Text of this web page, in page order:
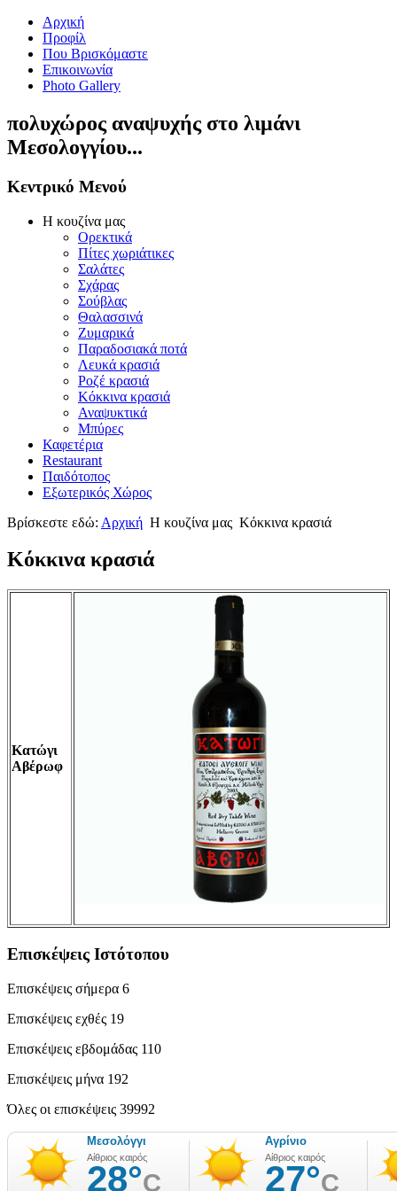
Αρχική
Προφίλ
Που Βρισκόμαστε
Επικοινωνία
Photo Gallery
πολυχώρος αναψυχής στο λιμάνι
Μεσολογγίου...
Κεντρικό Μενού
Η κουζίνα μας
Ορεκτικά
Πίτες χωριάτικες
Σαλάτες
Σχάρας
Σούβλας
Θαλασσινά
Ζυμαρικά
Παραδοσιακά ποτά
Λευκά κρασιά
Ροζέ κρασιά
Κόκκινα κρασιά
Αναψυκτικά
Μπύρες
Καφετέρια
Restaurant
Παιδότοπος
Εξωτερικός Χώρος
Βρίσκεστε εδώ: Αρχική Η κουζίνα μας Κόκκινα κρασιά
Κόκκινα κρασιά
Κατώγι
Αβέρωφ
Επισκέψεις Ιστότοπου
Επισκέψεις σήμερα 6
Επισκέψεις εχθές 19
Επισκέψεις εβδομάδας 110
Επισκέψεις μήνα 192
Όλες οι επισκέψεις 39992